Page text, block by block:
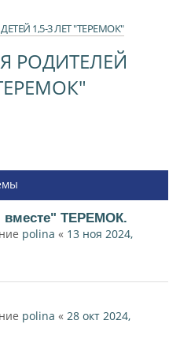
1,5-3 ЛЕТ "ТЕРЕМОК"
РОДИТЕЛЕЙ
вместе" ТЕРЕМОК.
polina « 13 ноя 2024,
polina « 28 окт 2024,